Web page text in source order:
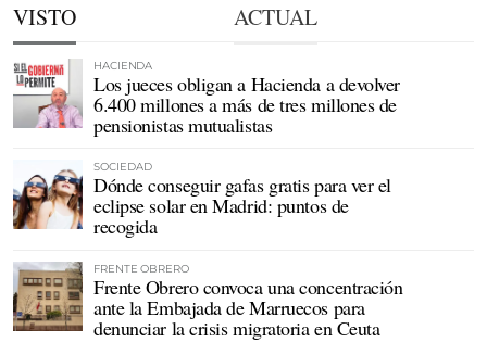
VISTO ACTUAL
HACIENDA
Los jueces obligan a Hacienda a devolver
6.400 millones a más de tres millones de
pensionistas mutualistas
SOCIEDAD
Dónde conseguir gafas gratis para ver el
eclipse solar en Madrid: puntos de
recogida
FRENTE OBRERO
Frente Obrero convoca una concentración
ante la Embajada de Marruecos para
denunciar la crisis migratoria en Ceuta